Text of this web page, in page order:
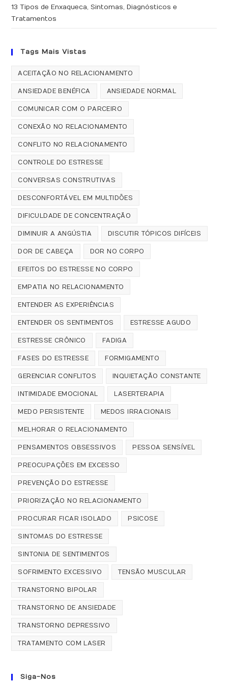
13 Tipos de Enxaqueca, Sintomas, Diagnósticos e
Tratamentos
Tags Mais Vistas
ACEITAÇÃO NO RELACIONAMENTO
ANSIEDADE BENÉFICA ANSIEDADE NORMAL
COMUNICAR COM O PARCEIRO
CONEXÃO NO RELACIONAMENTO
CONFLITO NO RELACIONAMENTO
CONTROLE DO ESTRESSE
CONVERSAS CONSTRUTIVAS
DESCONFORTÁVEL EM MULTIDÕES
DIFICULDADE DE CONCENTRAÇÃO
DIMINUIR A ANGÚSTIA DISCUTIR TÓPICOS DIFÍCEIS
DOR DE CABEÇA DOR NO CORPO
EFEITOS DO ESTRESSE NO CORPO
EMPATIA NO RELACIONAMENTO
ENTENDER AS EXPERIÊNCIAS
ENTENDER OS SENTIMENTOS ESTRESSE AGUDO
ESTRESSE CRÔNICO FADIGA
FASES DO ESTRESSE FORMIGAMENTO
GERENCIAR CONFLITOS INQUIETAÇÃO CONSTANTE
INTIMIDADE EMOCIONAL LASERTERAPIA
MEDO PERSISTENTE MEDOS IRRACIONAIS
MELHORAR O RELACIONAMENTO
PENSAMENTOS OBSESSIVOS PESSOA SENSÍVEL
PREOCUPAÇÕES EM EXCESSO
PREVENÇÃO DO ESTRESSE
PRIORIZAÇÃO NO RELACIONAMENTO
PROCURAR FICAR ISOLADO PSICOSE
SINTOMAS DO ESTRESSE
SINTONIA DE SENTIMENTOS
SOFRIMENTO EXCESSIVO TENSÃO MUSCULAR
TRANSTORNO BIPOLAR
TRANSTORNO DE ANSIEDADE
TRANSTORNO DEPRESSIVO
TRATAMENTO COM LASER
Siga-Nos